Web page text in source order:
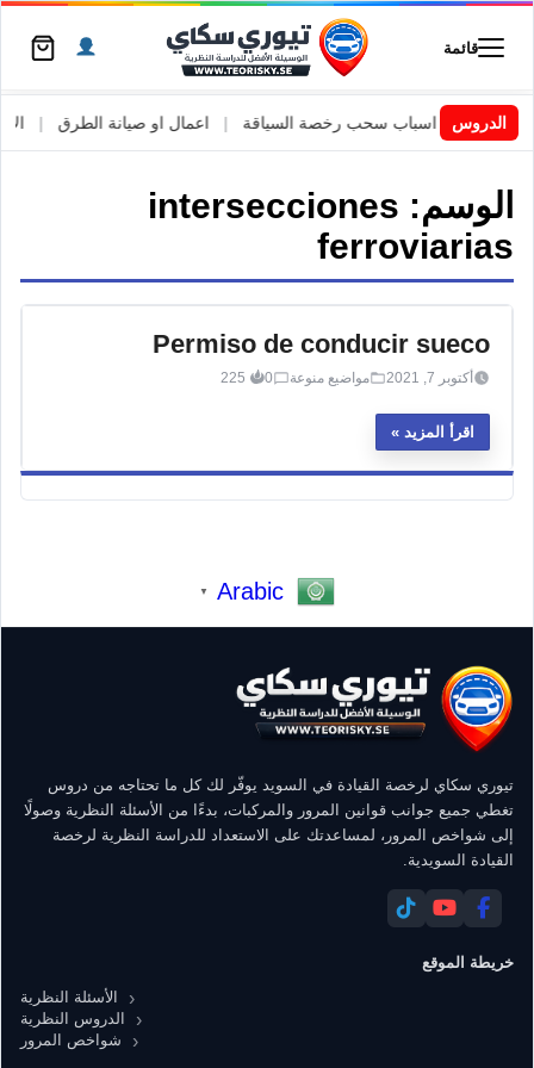
قائمة
الدروس
| اسباب سحب رخصة السياقة اعمال او صيانة الطرق
الوسم: intersecciones
ferroviarias
Permiso de conducir sueco
أكتوبر 7, 2021 مواضيع منوعة 0
225
اقرأ المزيد
Arabic
▼
تيوري سكاي لرخصة القيادة في السويد يوفّر لك كل ما تحتاجه من دروس
تغطي جميع جوانب قوانين المرور والمركبات، بدءًا من الأسئلة النظرية وصولًا
إلى شواخص المرور، لمساعدتك على الاستعداد للدراسة النظرية لرخصة
القيادة السويدية.
خريطة الموقع
الأسئلة النظرية
الدروس النظرية
شواخص المرور